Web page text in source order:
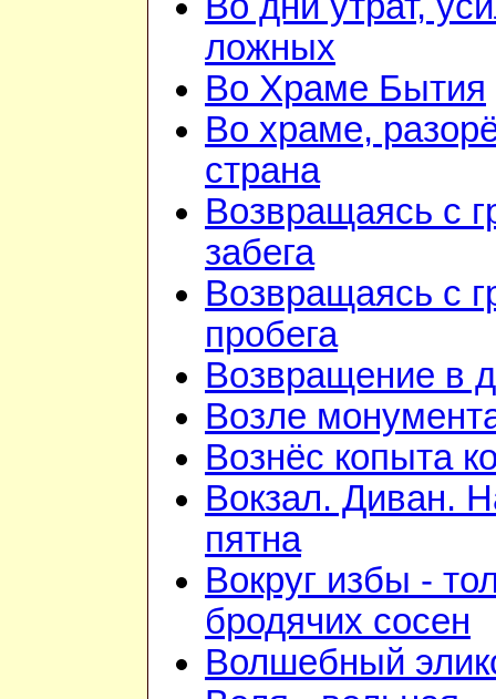
ложных
Во Храме Бытия
Во храме,
страна
Возвращаясь с
забега
Возвращаясь с
пробега
Возвращение в
Возле
Вознёс копыта
Вокзал. Диван.
пятна
Вокруг избы -
бродячих сосен
Волшебный